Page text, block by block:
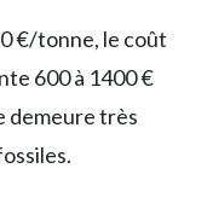
€/tonne, le coût
600 à 1400 €
demeure très